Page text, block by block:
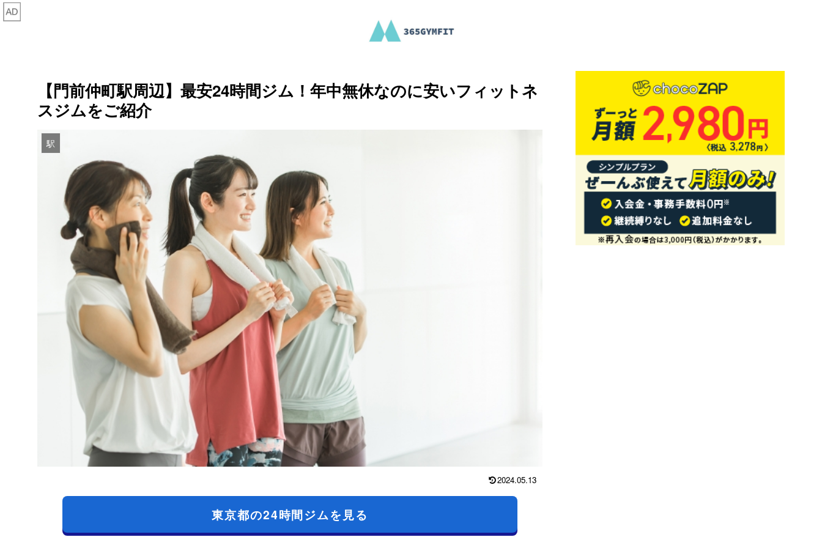
【門前仲町駅周辺】最安24時間ジム！年中無休なのに安いフィットネ
スジムをご紹介
駅
2024.05.13
東京都の24時間ジムを見る